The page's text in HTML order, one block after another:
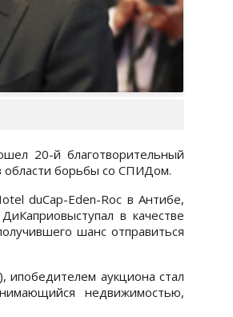
20-й благотворительный
области борьбы со СПИДом.
duCap-Eden-Roc в Антибе,
в качестве
шанс отправиться
ипобедителем аукциона стал
недвижимостью,